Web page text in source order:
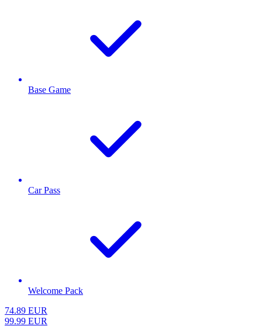
Base Game
Car Pass
Welcome Pack
74.89 EUR
99.99 EUR